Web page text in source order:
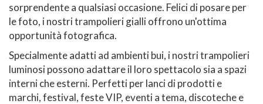
sorprendente a qualsiasi occasione. Felici di posare per
le foto, i nostri trampolieri gialli offrono un'ottima
opportunità fotografica.
Specialmente adatti ad ambienti bui, i nostri trampolieri
luminosi possono adattare il loro spettacolo sia a spazi
interni che esterni. Perfetti per lanci di prodotti e
marchi, festival, feste VIP, eventi a tema, discoteche e